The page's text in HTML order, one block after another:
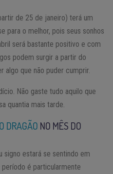
de 25 de janeiro) terá um
para o melhor, pois seus sonhos
será bastante positivo e com
podem surgir a partir do
algo que não puder cumprir.
Não gaste tudo aquilo que
quantia mais tarde.
DRAGÃO NO MÊS DO
signo estará se sentindo em
período é particularmente